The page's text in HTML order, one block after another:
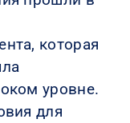
которая
уровне.
для